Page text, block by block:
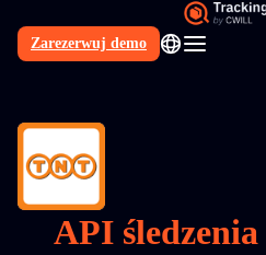
Zarezerwuj demo
PL
API